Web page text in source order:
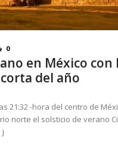
0
en México con
del año
21:32 -hora del centro de
norte el solsticio de verano
j